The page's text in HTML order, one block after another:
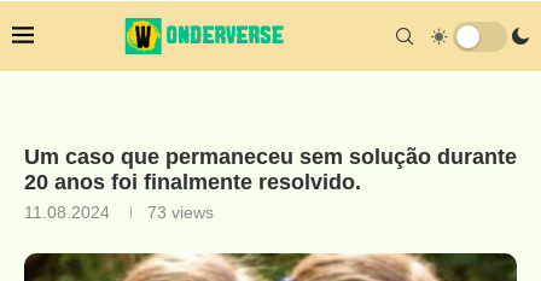
Um caso que permaneceu sem solução durante
20 anos foi finalmente resolvido.
11.08.2024 73 views